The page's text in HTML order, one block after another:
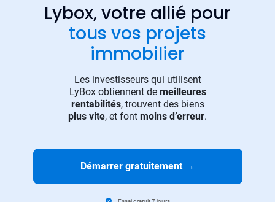
Lybox, votre allié pour
tous vos projets
immobilier
Les investisseurs qui utilisent
LyBox obtiennent de meilleures
rentabilités, trouvent des biens
plus vite, et font moins d’erreur.
Démarrer gratuitement →